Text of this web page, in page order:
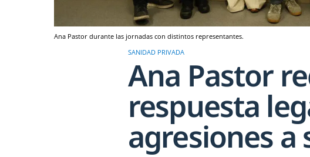
Ana Pastor durante las jornadas con distintos representantes.
SANIDAD PRIVADA
Ana Pastor
respuesta
agresiones a